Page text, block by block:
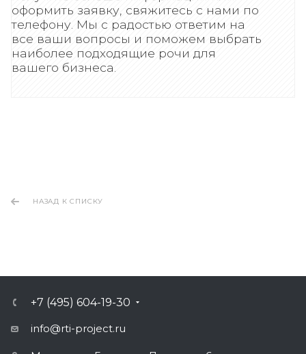
оформить заявку, свяжитесь с нами по
телефону. Мы с радостью ответим на
все ваши вопросы и поможем выбрать
наиболее подходящие рочи для
вашего бизнеса.
НАЗАД К СПИСКУ
+7 (495) 604-19-30
info@rti-project.ru